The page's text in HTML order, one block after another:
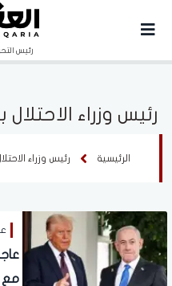
رئيس
رئيس وزراء الاحتلال
الرئيسية رئيس وزراء
مع